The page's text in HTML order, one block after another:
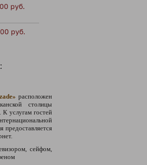
руб.
руб.
расположен
столицы
К услугам гостей
предоставляется
сейфом,